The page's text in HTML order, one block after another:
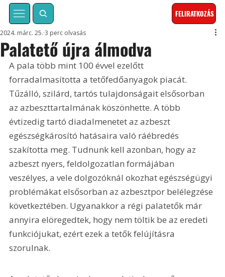
FELIRATKOZÁS
Palatető újra álmodva
2024. márc. 25. 3 perc olvasás
A pala több mint 100 évvel ezelőtt
forradalmasította a tetőfedőanyagok piacát.
Tűzálló, szilárd, tartós tulajdonságait elsősorban
az azbeszttartalmának köszönhette. A több
évtizedig tartó diadalmenetet az azbeszt
egészségkárosító hatásaira való ráébredés
szakította meg. Tudnunk kell azonban, hogy az
azbeszt nyers, feldolgozatlan formájában
veszélyes, a vele dolgozóknál okozhat egészségügyi
problémákat elsősorban az azbesztpor belélegzése
következtében. Ugyanakkor a régi palatetők már
annyira elöregedtek, hogy nem töltik be az eredeti
funkciójukat, ezért ezek a tetők felújításra
szorulnak.